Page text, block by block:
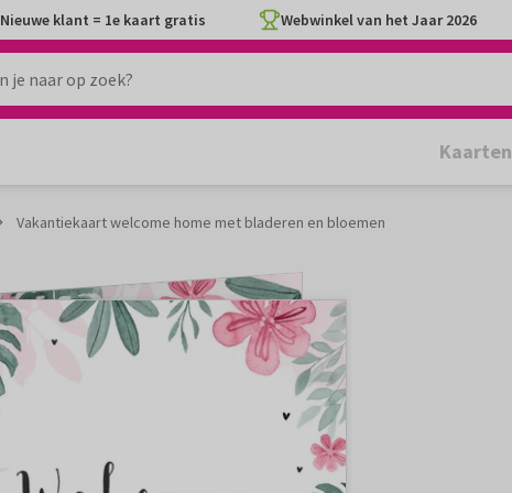
Nieuwe klant = 1e kaart gratis Webwinkel van het Jaar 2026
Kaarten
Vakantiekaart welcome home met bladeren en bloemen